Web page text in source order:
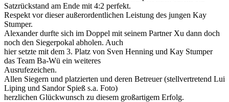
Satzrückstand am Ende mit 4:2 perfekt.
Respekt vor dieser außerordentlichen Leistung des jungen Kay
Stumper.
Alexander durfte sich im Doppel mit seinem Partner Xu dann doch
noch den Siegerpokal abholen. Auch
hier setzte mit dem 3. Platz von Sven Henning und Kay Stumper
das Team Ba-Wü ein weiteres
Ausrufezeichen.
Allen Siegern und platzierten und deren Betreuer (stellvertretend Lui
Liping und Sandor Spieß s.a. Foto)
herzlichen Glückwunsch zu diesem großartigem Erfolg.